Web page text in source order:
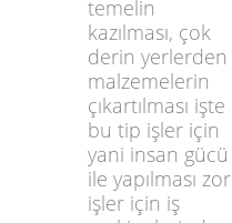
temelin
kazılması, çok
derin yerlerden
malzemelerin
çıkartılması işte
bu tip işler için
yani insan gücü
ile yapılması zor
işler için iş